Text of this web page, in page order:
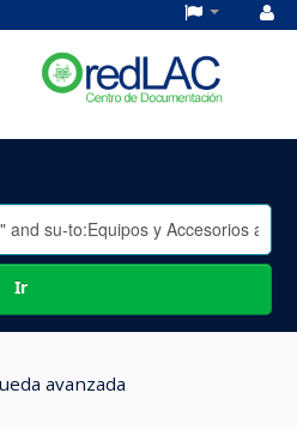
Ir
avanzada